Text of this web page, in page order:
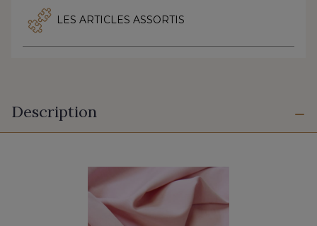
LES ARTICLES ASSORTIS
Description